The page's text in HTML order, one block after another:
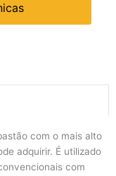
com o mais alto
adquirir. É utilizado
com